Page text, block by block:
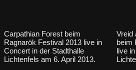
Carpathian Forest beim
Ragnarök Festival 2013 live in
Concert in der Stadthalle
Lichtenfels am 6. April 2013.
Vreid
beim
live